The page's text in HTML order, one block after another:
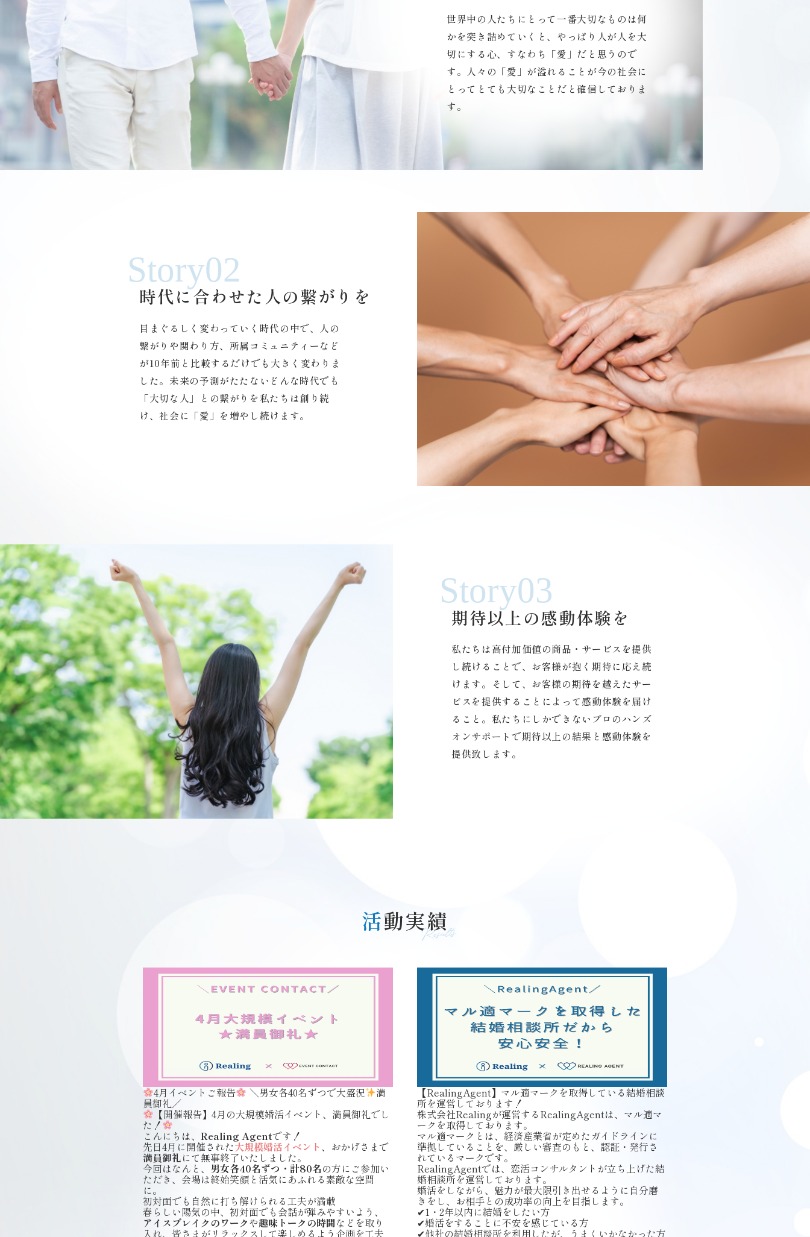
世界中の人たちにとって一番大切なものは何
かを突き詰めていくと、やっぱり人が人を大
切にする心、すなわち「愛」だと思うので
す。人々の「愛」が溢れることが今の社会に
とってとても大切なことだと確信しておりま
す。
Story02
時代に合わせた 人の繋がりを
目まぐるしく変わっていく時代の中で、人の
繋がりや関わり方、所属コミュニティーなど
が10年前と比較するだけでも大きく変わりま
した。未来の予測がたたないどんな時代でも
「大切な人」との繋がりを私たちは創り続
け、社会に「愛」を増やし続けます。
Story03
期待以上の感動体験を
私たちは高付加価値の商品・サービスを提供
し続けることで、お客様が抱く期待に応え続
けます。そして、お客様の期待を越えたサー
ビスを提供することによって感動体験を届け
ること。私たちにしかできないプロのハンズ
オンサポートで期待以上の結果と感動体験を
提供致します。
活動実績
4月イベントご報告 ＼男女各40名ずつで大盛況 満
員御礼／
【開催報告】4月の大規模婚活イベント、満員御礼でし
た！
こんにちは、Realing Agentです！
先日4月に開催された大規模婚活イベント 、おかげさまで
満員御礼にて無事終了いたしました。
今回はなんと、 男女各40名ずつ・計80名の方にご参加い
ただき、会場は終始笑顔と活気にあふれる素敵な空間
に。
初対面でも自然に打ち解けられる工夫が満載
春らしい陽気の中、初対面でも会話が弾みやすいよう、
アイスブレイクのワークや趣味トークの時間などを取り
入れ、皆さまがリラックスして楽しめるよう企画を工夫
【RealingAgent】マル適マークを取得している結婚相談
所を運営しております！
株式会社Realingが運営するRealingAgentは、マル適マ
ークを取得しております。
マル適マークとは、経済産業省が定めたガイドラインに
準拠していることを、厳しい審査のもと、認証・発行さ
れているマークです。
RealingAgentでは、恋活コンサルタントが立ち上げた結
婚相談所を運営しております。
婚活をしながら、魅力が最大限引き出せるように自分磨
きをし、お相手との成功率の向上を目指します。
✔1・2年以内に結婚をしたい方
✔婚活をすることに不安を感じている方
✔他社の結婚相談所を利用したが、うまくいかなかった方